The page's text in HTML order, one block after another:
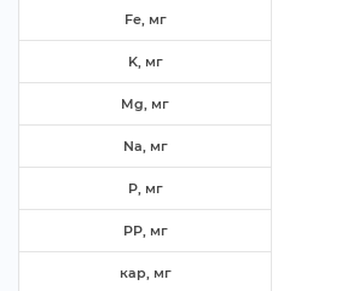
Fe, м
K, м
Mg, м
Na, м
P, м
PP, м
кар, м